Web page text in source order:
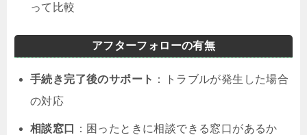
って比較
アフターフォローの有無
手続き完了後のサポート ：トラブルが発生した場合
の対応
相談窓口 ：困ったときに相談できる窓口があるか